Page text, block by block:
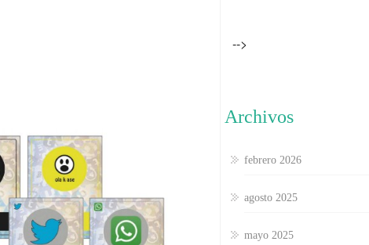
-->
Archivos
febrero 2026
agosto 2025
mayo 2025